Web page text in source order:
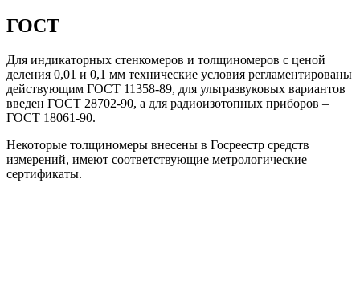
ГОСТ
Для индикаторных стенкомеров и толщиномеров с ценой
деления 0,01 и 0,1 мм технические условия регламентированы
действующим ГОСТ 11358-89, для ультразвуковых вариантов
введен ГОСТ 28702-90, а для радиоизотопных приборов –
ГОСТ 18061-90.
Некоторые толщиномеры внесены в Госреестр средств
измерений, имеют соответствующие метрологические
сертификаты.